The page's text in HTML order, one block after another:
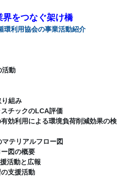
をつなぐ架け橋
環利用協会の事業活動紹介
動
組み
ックのLCA評価
利用による環境負荷削減効果の検
テリアルフロー図
図の概要
活動と広報
支援活動